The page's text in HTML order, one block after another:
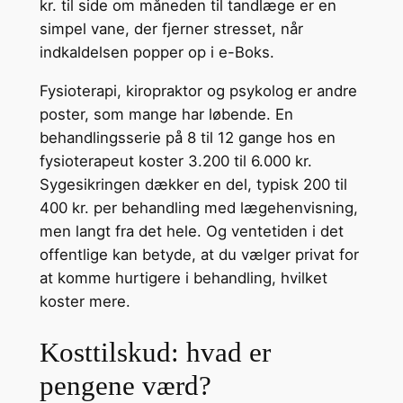
kr. til side om måneden til tandlæge er en
simpel vane, der fjerner stresset, når
indkaldelsen popper op i e-Boks.
Fysioterapi, kiropraktor og psykolog er andre
poster, som mange har løbende. En
behandlingsserie på 8 til 12 gange hos en
fysioterapeut koster 3.200 til 6.000 kr.
Sygesikringen dækker en del, typisk 200 til
400 kr. per behandling med lægehenvisning,
men langt fra det hele. Og ventetiden i det
offentlige kan betyde, at du vælger privat for
at komme hurtigere i behandling, hvilket
koster mere.
Kosttilskud: hvad er
pengene værd?